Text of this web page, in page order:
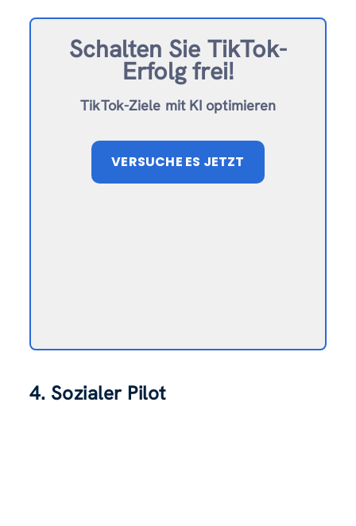
Schalten Sie TikTok-
Erfolg frei!
TikTok-Ziele mit KI optimieren
VERSUCHE ES JETZT
4. Sozialer Pilot